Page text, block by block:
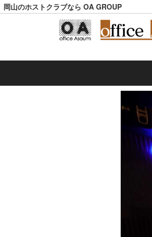
岡山のホストクラブなら OA GROUP